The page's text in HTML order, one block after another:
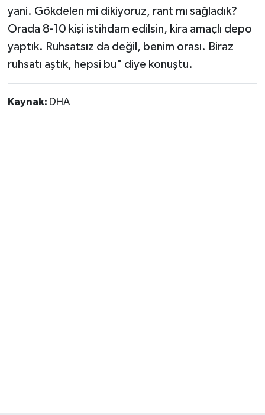
yani. Gökdelen mi dikiyoruz, rant mı sağladık?
Orada 8-10 kişi istihdam edilsin, kira amaçlı depo
yaptık. Ruhsatsız da değil, benim orası. Biraz
ruhsatı aştık, hepsi bu" diye konuştu.
Kaynak: DHA